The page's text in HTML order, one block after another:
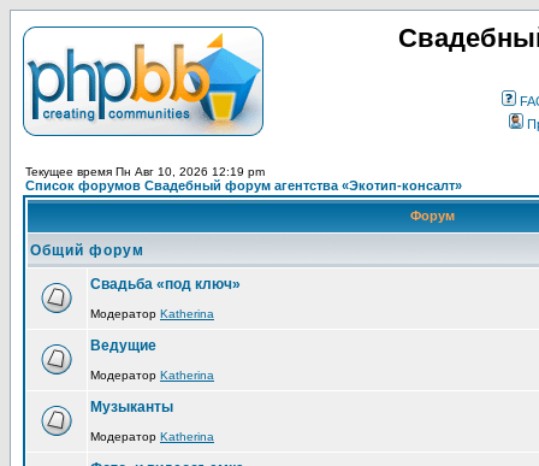
Текущее время Пн Авг 10, 2026 12:19 pm
Список форумов Свадебный форум агентства «Экотип-консалт»
Форум
Общий форум
Свадьба «под ключ»
Модератор Katherina
Ведущие
Модератор Katherina
Музыканты
Модератор Katherina